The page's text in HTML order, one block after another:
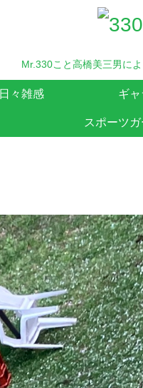
Mr.330こと高橋美三男に
日々雑感 ギ
スポーツ